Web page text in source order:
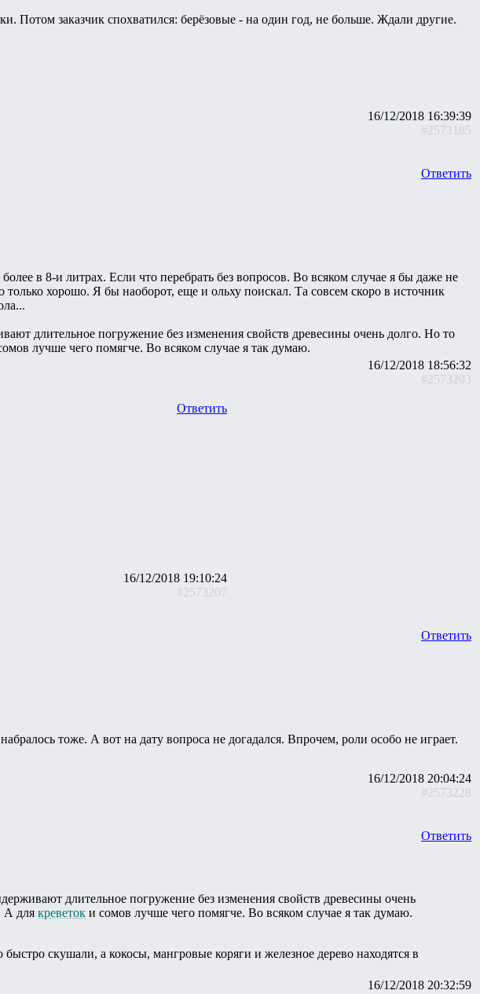
Потом заказчик спохватился: берёзовые - на один год, не больше. Ждали другие.
16/12/2018 16:39:39
#2573185
Ответить
в 8-и литрах. Если что перебрать без вопросов. Во всяком случае я бы даже не
только хорошо. Я бы наоборот, еще и ольху поискал. Та совсем скоро в источник
длительное погружение без изменения свойств древесины очень долго. Но то
лучше чего помягче. Во всяком случае я так думаю.
16/12/2018 18:56:32
#2573203
Ответить
16/12/2018 19:10:24
#2573207
Ответить
тоже. А вот на дату вопроса не догадался. Впрочем, роли особо не играет.
16/12/2018 20:04:24
#2573228
Ответить
длительное погружение без изменения свойств древесины очень
А для креветок и сомов лучше чего помягче. Во всяком случае я так думаю.
скушали, а кокосы, мангровые коряги и железное дерево находятся в
16/12/2018 20:32:59